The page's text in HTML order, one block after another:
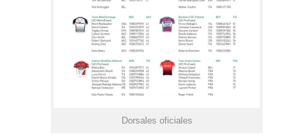
Dorsales oficiales